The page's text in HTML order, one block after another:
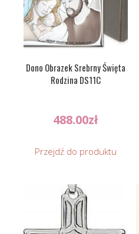
Dono Obrazek Srebrny Święta
Rodzina DS11C
488.00zł
Przejdź do produktu